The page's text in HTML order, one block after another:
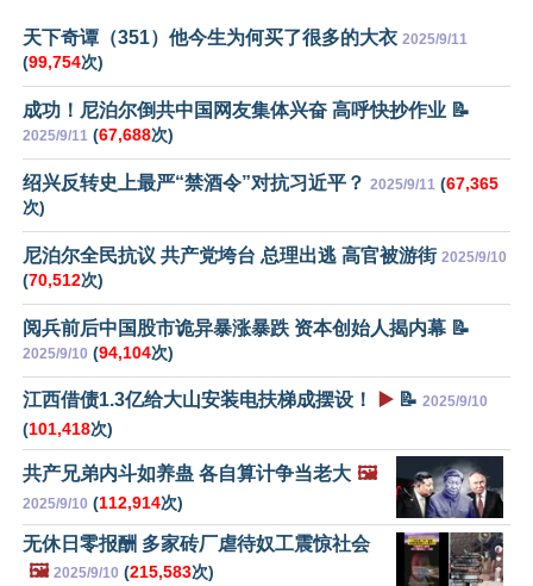
天下奇谭（351）他今生为何买了很多的大衣 2025/9/11
(99,754次)
成功！尼泊尔倒共中国网友集体兴奋 高呼快抄作业 📝
2025/9/11 (67,688次)
绍兴反转史上最严“禁酒令”对抗习近平？ 2025/9/11 (67,365
次)
尼泊尔全民抗议 共产党垮台 总理出逃 高官被游街 2025/9/10
(70,512次)
阅兵前后中国股市诡异暴涨暴跌 资本创始人揭内幕 📝
2025/9/10 (94,104次)
江西借债1.3亿给大山安装电扶梯成摆设！ ▶️ 📝 2025/9/10
(101,418次)
共产兄弟内斗如养蛊 各自算计争当老大 🖼️
2025/9/10 (112,914次)
无休日零报酬 多家砖厂虐待奴工震惊社会
🖼️ 2025/9/10 (215,583次)